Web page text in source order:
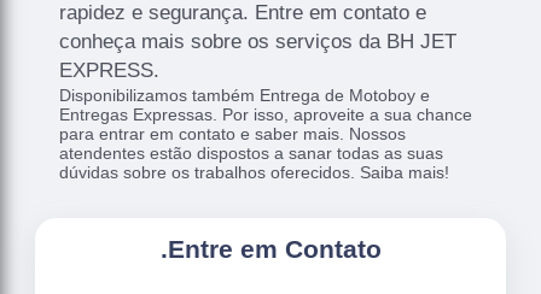
rapidez e segurança. Entre em contato e
conheça mais sobre os serviços da BH JET
EXPRESS.
Disponibilizamos também Entrega de Motoboy e
Entregas Expressas. Por isso, aproveite a sua chance
para entrar em contato e saber mais. Nossos
atendentes estão dispostos a sanar todas as suas
dúvidas sobre os trabalhos oferecidos. Saiba mais!
.Entre em Contato